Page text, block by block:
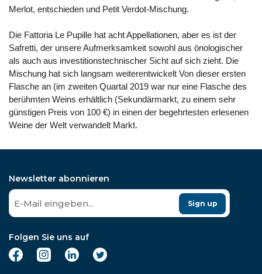
Merlot, entschieden und Petit Verdot-Mischung.
Die Fattoria Le Pupille hat acht Appellationen, aber es ist der
Safretti, der unsere Aufmerksamkeit sowohl aus önologischer
als auch aus investitionstechnischer Sicht auf sich zieht. Die
Mischung hat sich langsam weiterentwickelt Von dieser ersten
Flasche an (im zweiten Quartal 2019 war nur eine Flasche des
berühmten Weins erhältlich (Sekundärmarkt, zu einem sehr
günstigen Preis von 100 €) in einen der begehrtesten erlesenen
Weine der Welt verwandelt Markt.
Newsletter abonnieren
Sign up
Folgen Sie uns auf